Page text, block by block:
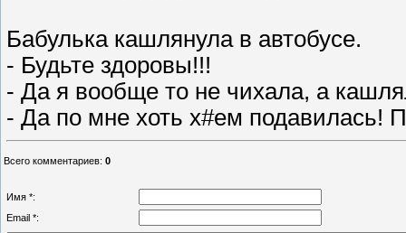
Бабулька кашлянула в автобусе.
- Будьте здоровы!!!
- Да я вообще то не чихала, а
- Да по мне хоть х#ем
Всего комментариев: 0
Имя *:
Email *: